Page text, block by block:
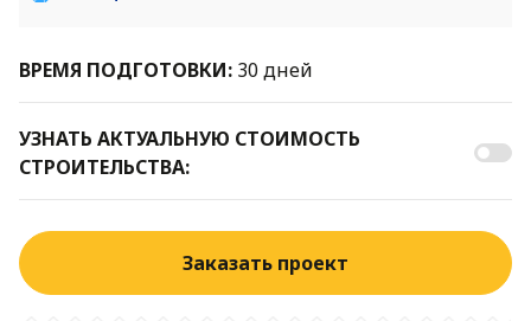
ВРЕМЯ ПОДГОТОВКИ: 30 дней
УЗНАТЬ АКТУАЛЬНУЮ СТОИМОСТЬ
СТРОИТЕЛЬСТВА:
Заказать проект